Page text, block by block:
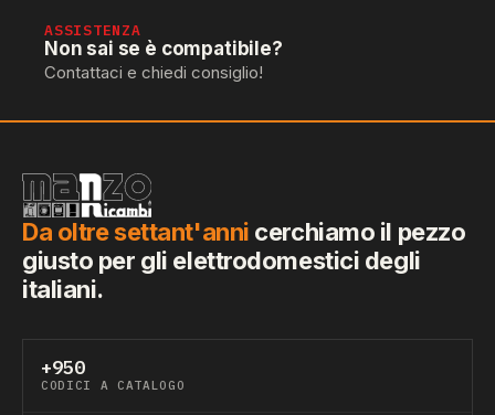
ASSISTENZA
Non sai se è compatibile?
Contattaci e chiedi consiglio!
Da oltre settant'anni cerchiamo il pezzo
giusto per gli elettrodomestici degli
italiani.
+950
CODICI A CATALOGO